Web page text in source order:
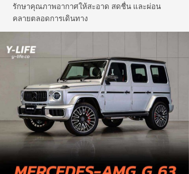
รักษาคุณภาพอากาศให้สะอาด สดชื่น และผ่อน
คลายตลอดการเดินทาง